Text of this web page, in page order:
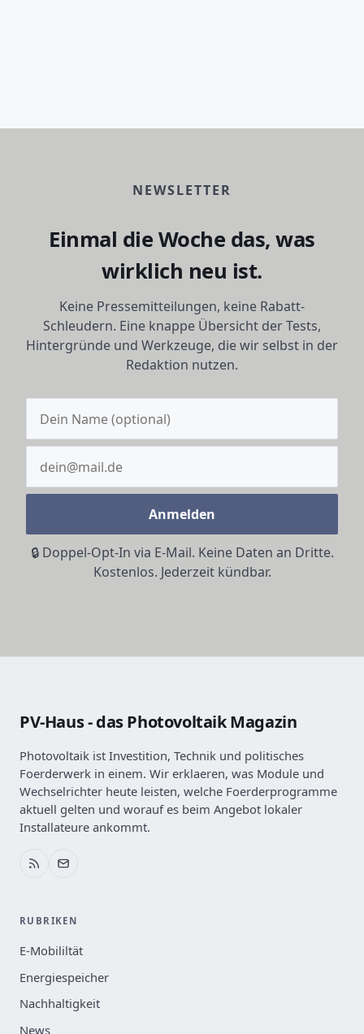
NEWSLETTER
Einmal die Woche das, was
wirklich neu ist.
Keine Pressemitteilungen, keine Rabatt-
Schleudern. Eine knappe Übersicht der Tests,
Hintergründe und Werkzeuge, die wir selbst in der
Redaktion nutzen.
Anmelden
🔒 Doppel-Opt-In via E-Mail. Keine Daten an Dritte.
Kostenlos. Jederzeit kündbar.
PV-Haus - das Photovoltaik Magazin
Photovoltaik ist Investition, Technik und politisches
Foerderwerk in einem. Wir erklaeren, was Module und
Wechselrichter heute leisten, welche Foerderprogramme
aktuell gelten und worauf es beim Angebot lokaler
Installateure ankommt.
RUBRIKEN
E-Mobililtät
Energiespeicher
Nachhaltigkeit
News